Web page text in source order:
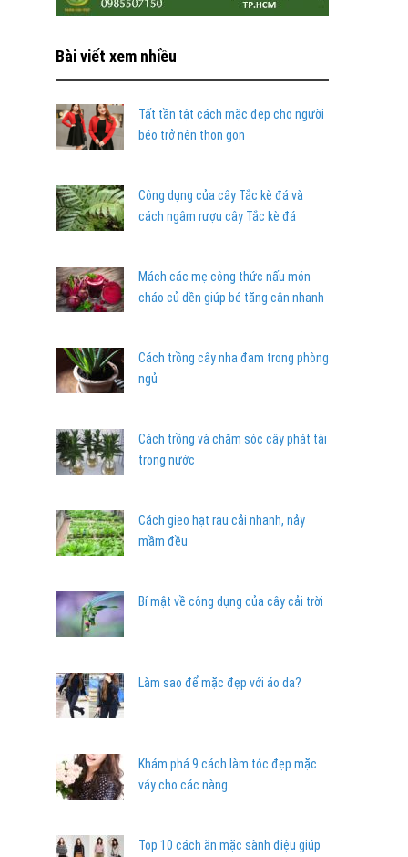
Bài viết xem nhiều
Tất tần tật cách mặc đẹp cho người
béo trở nên thon gọn
Công dụng của cây Tắc kè đá và
cách ngâm rượu cây Tắc kè đá
Mách các mẹ công thức nấu món
cháo củ dền giúp bé tăng cân nhanh
Cách trồng cây nha đam trong phòng
ngủ
Cách trồng và chăm sóc cây phát tài
trong nước
Cách gieo hạt rau cải nhanh, nảy
mầm đều
Bí mật về công dụng của cây cải trời
Làm sao để mặc đẹp với áo da?
Khám phá 9 cách làm tóc đẹp mặc
váy cho các nàng
Top 10 cách ăn mặc sành điệu giúp